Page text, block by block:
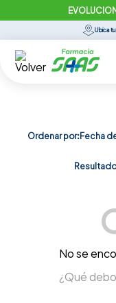
Ubica
Ordenar por Fecha
No se
¿Qué